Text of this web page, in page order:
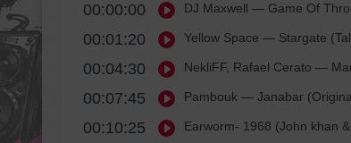
Огонь!!!
00:00:00 DJ Maxwell — Game Of
00:01:20 Yellow Space — Stargate
00:04:30 NekliFF, Rafael Cerato —
00:07:45 Pambouk — Janabar
00:10:25 Earworm- 1968 (John khan